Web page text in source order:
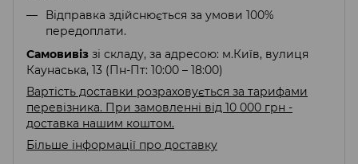
Відправка здійснюється за умови 100%
передоплати.
Самовивіз зі складу, за адресою: м.Київ, вулиця
Каунаська, 13 (Пн-Пт: 10:00 – 18:00)
Вартість доставки розраховується за тарифами
перевізника. При замовленні від 10 000 грн -
доставка нашим коштом.
Більше інформації про доставку